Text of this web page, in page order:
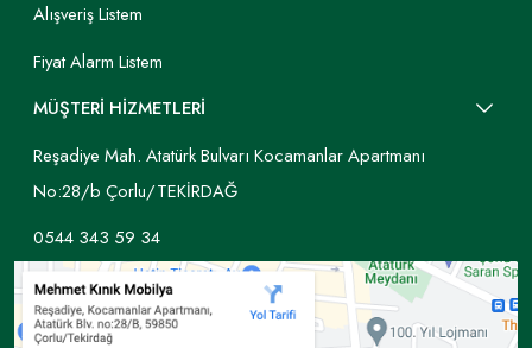
Alışveriş Listem
Fiyat Alarm Listem
MÜŞTERİ HİZMETLERİ
Reşadiye Mah. Atatürk Bulvarı Kocamanlar Apartmanı
No:28/b Çorlu/TEKİRDAĞ
0544 343 59 34